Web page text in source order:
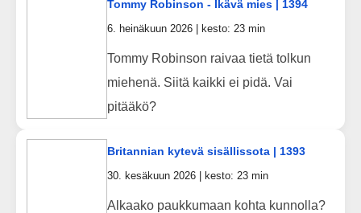
Tommy Robinson - Ikävä mies | 1394
6. heinäkuun 2026 | kesto: 23 min
Tommy Robinson raivaa tietä tolkun
miehenä. Siitä kaikki ei pidä. Vai
pitääkö?
Britannian kytevä sisällissota | 1393
30. kesäkuun 2026 | kesto: 23 min
Alkaako paukkumaan kohta kunnolla?